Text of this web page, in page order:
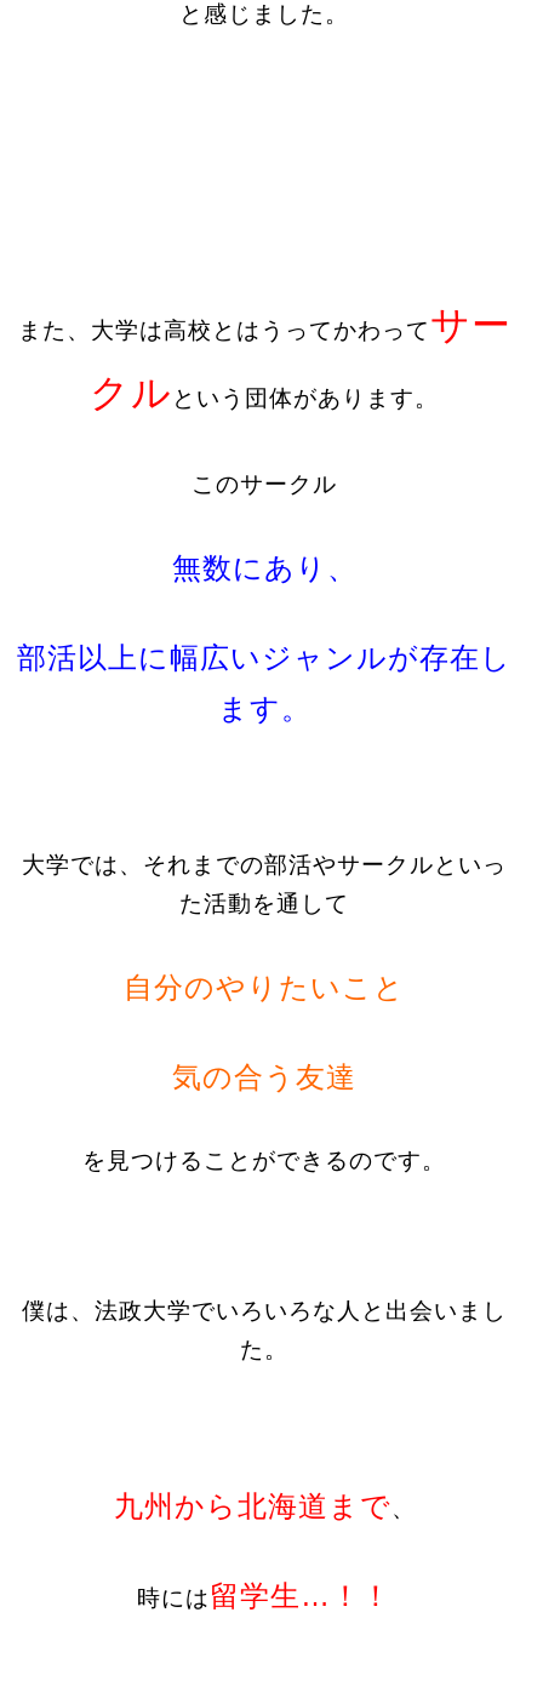
と感じました。
また、大学は高校とはうってかわってサー
クル という団体があります。
このサークル
無数にあり、
部活以上に幅広いジャンルが存在し
ます。
大学では、それまでの部活やサークルといっ
た活動を通して
自分のやりたいこと
気の合う友達
を見つけることができるのです。
僕は、法政大学でいろいろな人と出会いまし
た。
九州から北海道まで、
時には留学生…！！